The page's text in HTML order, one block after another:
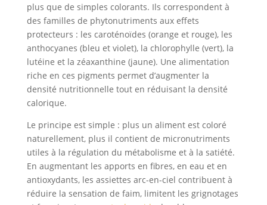
plus que de simples colorants. Ils correspondent à
des familles de phytonutriments aux effets
protecteurs : les caroténoïdes (orange et rouge), les
anthocyanes (bleu et violet), la chlorophylle (vert), la
lutéine et la zéaxanthine (jaune). Une alimentation
riche en ces pigments permet d’augmenter la
densité nutritionnelle tout en réduisant la densité
calorique.
Le principe est simple : plus un aliment est coloré
naturellement, plus il contient de micronutriments
utiles à la régulation du métabolisme et à la satiété.
En augmentant les apports en fibres, en eau et en
antioxydants, les assiettes arc-en-ciel contribuent à
réduire la sensation de faim, limitent les grignotages